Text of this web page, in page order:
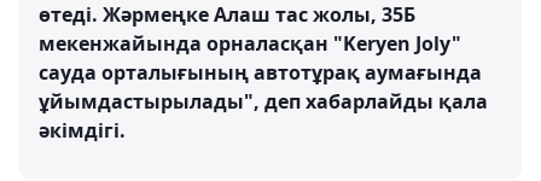
өтеді. Жәрмеңке Алаш тас жолы, 35Б
мекенжайында орналасқан "Keryen Joly"
сауда орталығының автотұрақ аумағында
ұйымдастырылады", деп хабарлайды қала
әкімдігі.